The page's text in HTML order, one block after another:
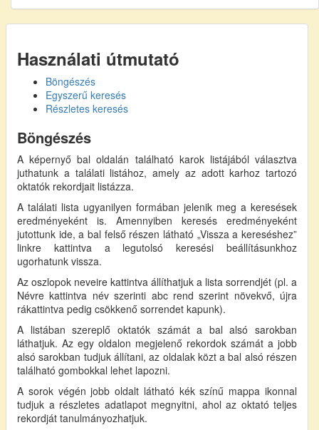
Használati útmutató
Böngészés
Egyszerű keresés
Részletes keresés
Böngészés
A képernyő bal oldalán található karok listájából választva
juthatunk a találati listához, amely az adott karhoz tartozó
oktatók rekordjait listázza.
A találati lista ugyanilyen formában jelenik meg a keresések
eredményeként is. Amennyiben keresés eredményeként
jutottunk ide, a bal felső részen látható „Vissza a kereséshez”
linkre kattintva a legutolsó keresési beállításunkhoz
ugorhatunk vissza.
Az oszlopok neveire kattintva állíthatjuk a lista sorrendjét (pl. a
Névre kattintva név szerinti abc rend szerint növekvő, újra
rákattintva pedig csökkenő sorrendet kapunk).
A listában szereplő oktatók számát a bal alsó sarokban
láthatjuk. Az egy oldalon megjelenő rekordok számát a jobb
alsó sarokban tudjuk állítani, az oldalak közt a bal alsó részen
található gombokkal lehet lapozni.
A sorok végén jobb oldalt látható kék színű mappa ikonnal
tudjuk a részletes adatlapot megnyitni, ahol az oktató teljes
rekordját tanulmányozhatjuk.